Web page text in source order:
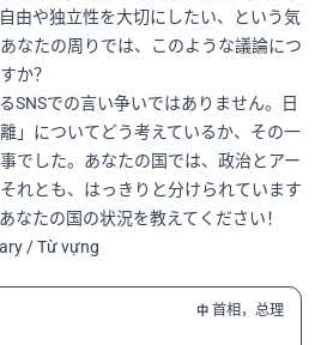
由や独立性を大切にしたい、という気
なたの周りでは、このような議論につ
か？
SNSでの言い争いではありません。日
」についてどう考えているか、その一
でした。あなたの国では、政治とアー
れとも、はっきりと分けられています
なたの国の状況を教えてください！
/ Từ vựng
中 首相，总理